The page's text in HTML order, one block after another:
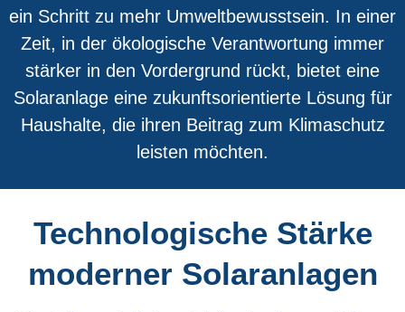
ein Schritt zu mehr Umweltbewusstsein. In einer
Zeit, in der ökologische Verantwortung immer
stärker in den Vordergrund rückt, bietet eine
Solaranlage eine zukunftsorientierte Lösung für
Haushalte, die ihren Beitrag zum Klimaschutz
leisten möchten.
Technologische Stärke
moderner Solaranlagen